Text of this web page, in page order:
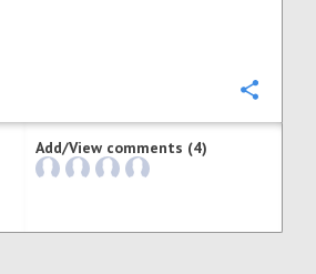
Add/View comments (4)